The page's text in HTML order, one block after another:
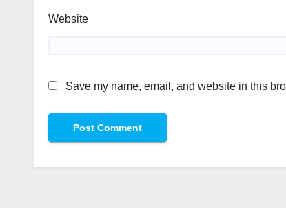
Website
Save my name, email, and website in this